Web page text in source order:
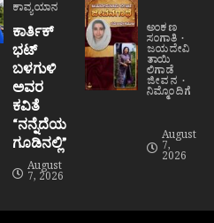
ಕಾವ್ಯಯಾನ
ಕಾರ್ತಿಕ್
ಭಟ್
ಬಳಗುಳಿ
ಅವರ
ಕವಿತೆ
“ನನ್ನೆದೆಯ
ಗೂಡಿನಲ್ಲಿ”
August
7, 2026
ಅಂಕಣ
ಸಂಗಾತಿ
ಜಯದೇವಿ
ತಾಯಿ
ಲಿಗಾಡೆ
ಜೀವನ
ನಿಮ್ಮೊಂದಿಗೆ
August
7,
2026